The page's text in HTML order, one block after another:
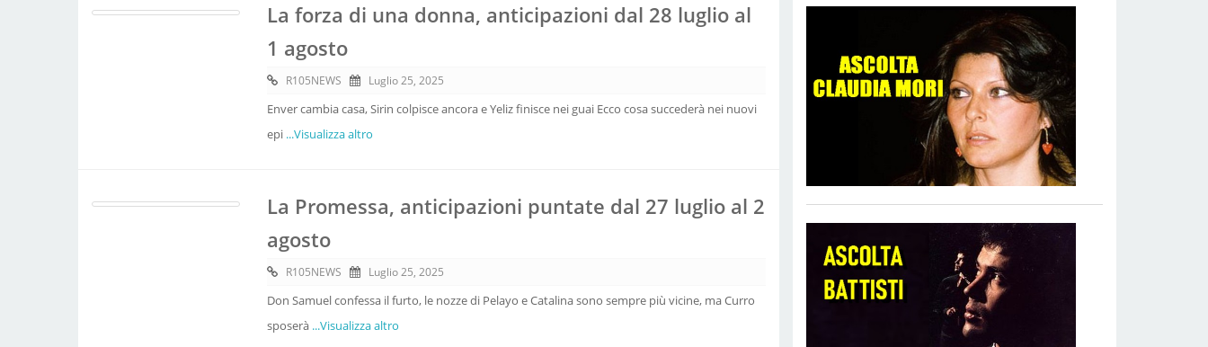
La forza di una donna, anticipazioni dal 28 luglio al
1 agosto
R105NEWS Luglio 25, 2025
Enver cambia casa, Sirin colpisce ancora e Yeliz finisce nei guai Ecco cosa succederà nei nuovi
epi ...Visualizza altro
La Promessa, anticipazioni puntate dal 27 luglio al 2
agosto
R105NEWS Luglio 25, 2025
Don Samuel confessa il furto, le nozze di Pelayo e Catalina sono sempre più vicine, ma Curro
sposerà ...Visualizza altro